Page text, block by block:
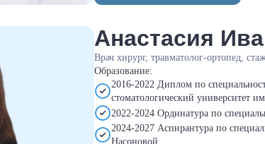
Анастасия
Врач хирург, травматолог-ортопед,
Образование:
2016-2022 Диплом по
стоматологический университет
2022-2024 Ординатура по
2024-2027 Аспирантура по
Насоновой.